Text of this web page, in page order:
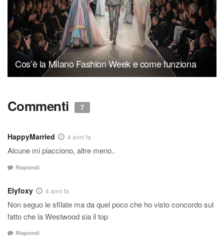
Cos’è la Milano Fashion Week e come funziona
Commenti 7
HappyMarried 4 anni fa
Alcune mi piacciono, altre meno..
Rispondi
Elyfoxy 4 anni fa
Non seguo le sfilate ma da quel poco che ho visto concordo sul
fatto che la Westwood sia il top
Rispondi